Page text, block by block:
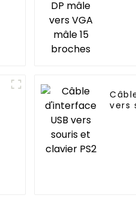
vers